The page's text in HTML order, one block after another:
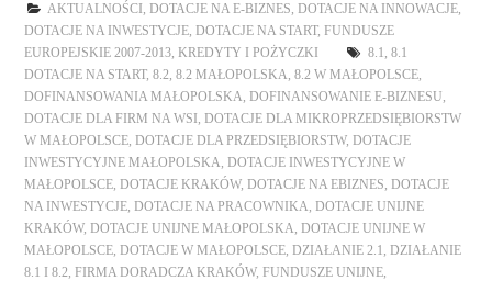
AKTUALNOŚCI ,DOTACJE NA E-BIZNES,DOTACJE NA INNOWACJE,
DOTACJE NA INWESTYCJE,DOTACJE NA START, FUNDUSZE
EUROPEJSKIE 2007-2013,KREDYTY I POŻYCZKI 8.1,8.1
DOTACJE NA START,8.2,8.2 MAŁOPOLSKA,8.2 W MAŁOPOLSCE,
DOFINANSOWANIA MAŁOPOLSKA,DOFINANSOWANIE E-BIZNESU,
DOTACJE DLA FIRM NA WSI ,DOTACJE DLA MIKROPRZEDSIĘBIORSTW
W MAŁOPOLSCE,DOTACJE DLA PRZEDSIĘBIORSTW,DOTACJE
INWESTYCYJNE MAŁOPOLSKA,DOTACJE INWESTYCYJNE W
MAŁOPOLSCE,DOTACJE KRAKÓW,DOTACJE NA EBIZNES,DOTACJE
NA INWESTYCJE,DOTACJE NA PRACOWNIKA,DOTACJE UNIJNE
KRAKÓW,DOTACJE UNIJNE MAŁOPOLSKA,DOTACJE UNIJNE W
MAŁOPOLSCE,DOTACJE W MAŁOPOLSCE,DZIAŁANIE 2.1,DZIAŁANIE
8.1 I 8.2, FIRMA DORADCZA KRAKÓW, FUNDUSZE UNIJNE,